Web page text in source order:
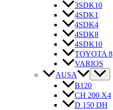
3SDK10
4SDK1
4SDK4
4SDK8
4SDK10
TOYOTA 8
VARIOS
AUSA
B120
CH 200 X4
D 150 DH